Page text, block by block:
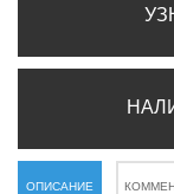
ОПИСАНИЕ